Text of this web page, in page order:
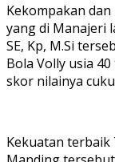
Kekompakan
yang di Manajeri
SE, Kp, M.Si
Bola Volly usia
skor nilainya
Kekuatan terbaik